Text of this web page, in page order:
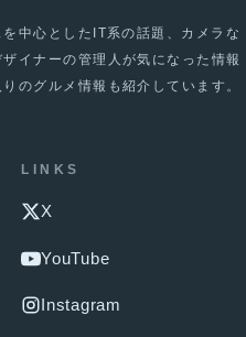
中心としたIT系の話題、カメラな
イナーの管理人が気になった情報
のグルメ情報も紹介しています。
LINKS
X
YouTube
Instagram